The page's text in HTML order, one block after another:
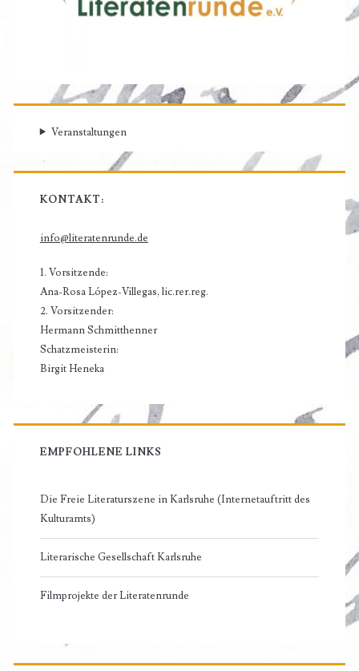
Veranstaltungen
KONTAKT:
info@literatenrunde.de
1. Vorsitzende:
Ana-Rosa López-Villegas, lic.rer.reg.
2. Vorsitzender:
Hermann Schmitthenner
Schatzmeisterin:
Birgit Heneka
EMPFOHLENE LINKS
Die Freie Literaturszene in Karlsruhe (Internetauftritt des
Kulturamts)
Literarische Gesellschaft Karlsruhe
Filmprojekte der Literatenrunde